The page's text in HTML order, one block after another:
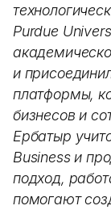
Purdue
и
платформы,
бизнесов и
Ербатыр
Business и
подход,
помогают